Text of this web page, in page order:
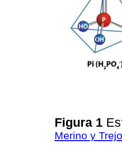
Figura 1
Merino y